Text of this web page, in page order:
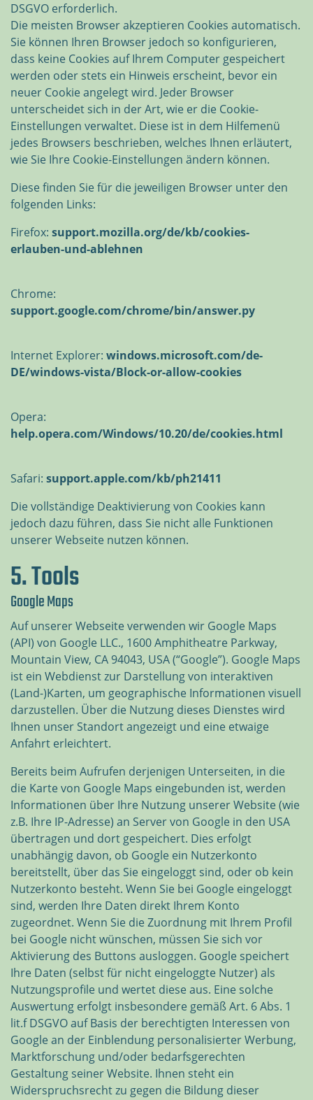
DSGVO erforderlich.
Die meisten Browser akzeptieren Cookies automatisch.
Sie können Ihren Browser jedoch so konfigurieren,
dass keine Cookies auf Ihrem Computer gespeichert
werden oder stets ein Hinweis erscheint, bevor ein
neuer Cookie angelegt wird. Jeder Browser
unterscheidet sich in der Art, wie er die Cookie-
Einstellungen verwaltet. Diese ist in dem Hilfemenü
jedes Browsers beschrieben, welches Ihnen erläutert,
wie Sie Ihre Cookie-Einstellungen ändern können.
Diese finden Sie für die jeweiligen Browser unter den
folgenden Links:
Firefox: support.mozilla.org/de/kb/cookies-
erlauben-und-ablehnen
Chrome:
support.google.com/chrome/bin/answer.py
Internet Explorer: windows.microsoft.com/de-
DE/windows-vista/Block-or-allow-cookies
Opera:
help.opera.com/Windows/10.20/de/cookies.html
Safari: support.apple.com/kb/ph21411
Die vollständige Deaktivierung von Cookies kann
jedoch dazu führen, dass Sie nicht alle Funktionen
unserer Webseite nutzen können.
5. Tools
Google Maps
Auf unserer Webseite verwenden wir Google Maps
(API) von Google LLC., 1600 Amphitheatre Parkway,
Mountain View, CA 94043, USA (“Google”). Google Maps
ist ein Webdienst zur Darstellung von interaktiven
(Land-)Karten, um geographische Informationen visuell
darzustellen. Über die Nutzung dieses Dienstes wird
Ihnen unser Standort angezeigt und eine etwaige
Anfahrt erleichtert.
Bereits beim Aufrufen derjenigen Unterseiten, in die
die Karte von Google Maps eingebunden ist, werden
Informationen über Ihre Nutzung unserer Website (wie
z.B. Ihre IP-Adresse) an Server von Google in den USA
übertragen und dort gespeichert. Dies erfolgt
unabhängig davon, ob Google ein Nutzerkonto
bereitstellt, über das Sie eingeloggt sind, oder ob kein
Nutzerkonto besteht. Wenn Sie bei Google eingeloggt
sind, werden Ihre Daten direkt Ihrem Konto
zugeordnet. Wenn Sie die Zuordnung mit Ihrem Profil
bei Google nicht wünschen, müssen Sie sich vor
Aktivierung des Buttons ausloggen. Google speichert
Ihre Daten (selbst für nicht eingeloggte Nutzer) als
Nutzungsprofile und wertet diese aus. Eine solche
Auswertung erfolgt insbesondere gemäß Art. 6 Abs. 1
lit.f DSGVO auf Basis der berechtigten Interessen von
Google an der Einblendung personalisierter Werbung,
Marktforschung und/oder bedarfsgerechten
Gestaltung seiner Website. Ihnen steht ein
Widerspruchsrecht zu gegen die Bildung dieser